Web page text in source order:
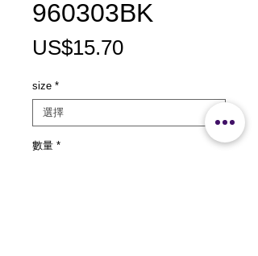
960303BK
US$15.70價
size *
數量 *